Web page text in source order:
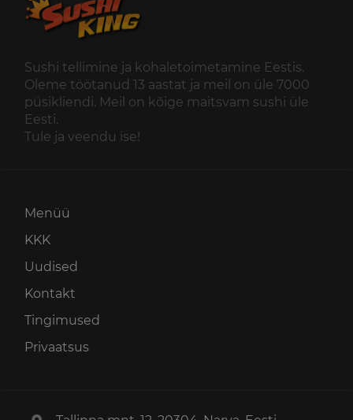
Sushi tellimine ja kohaletoimetamine Eestis.
Oleme töötanud 13 aastat ja meil on üle 7000
püsikliendi. Meil on kõige maitsvam sushi üle
Eesti.
Tule ja veendu ise!
Menüü
KKK
Uudised
Kontakt
Tingimused
Privaatsus